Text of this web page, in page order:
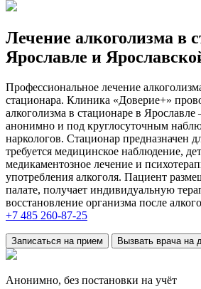
Лечение алкоголизма в
Ярославле и
Профессиональное лечение
стационара. Клиника «Доверие+»
алкоголизма в стационаре в
анонимно и под круглосуточным
наркологов. Стационар предназначен
требуется медицинское наблюдение,
медикаментозное лечение и
употребления алкоголя. Пациент
палате, получает индивидуальную
восстановление организма после
+7 485 260-87-25
Записаться на прием Вызвать врача на
Анонимно, без постановки на учёт